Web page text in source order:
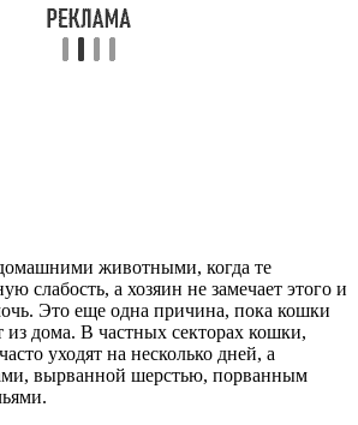
животными, когда те
слабость, а хозяин не замечает этого и
Это еще одна причина, пока кошки
дома. В частных секторах кошки,
уходят на несколько дней, а
вырванной шерстью, порванным